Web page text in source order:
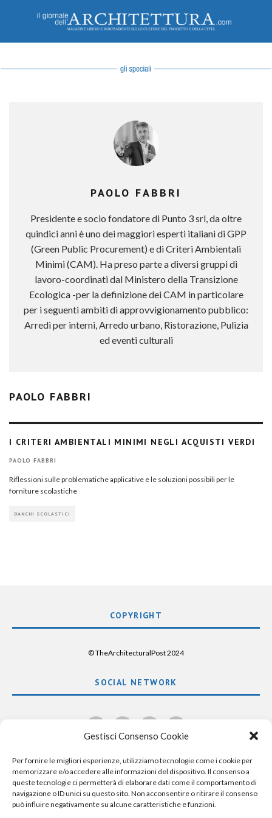
Gestisci Consenso Cookie
Per fornire le migliori esperienze, utilizziamo tecnologie come i cookie per
memorizzare e/o accedere alle informazioni del dispositivo. Il consenso a
queste tecnologie ci permetterà di elaborare dati come il comportamento di
navigazione o ID unici su questo sito. Non acconsentire o ritirare il consenso
può influire negativamente su alcune caratteristiche e funzioni.
PAOLO FABBRI
Presidente e socio fondatore di Punto 3 srl, da oltre
quindici anni è uno dei maggiori esperti italiani di GPP
(Green Public Procurement) e di Criteri Ambientali
Minimi (CAM). Ha preso parte a diversi gruppi di
lavoro-coordinati dal Ministero della Transizione
Ecologica -per la definizione dei CAM in particolare
per i seguenti ambiti di approvvigionamento pubblico:
Arredi per interni, Arredo urbano, Ristorazione, Pulizia
ed eventi culturali
PAOLO FABBRI
I CRITERI AMBIENTALI MINIMI NEGLI ACQUISTI VERDI
PAOLO FABBRI
Riflessioni sulle problematiche applicative e le soluzioni possibili per le
forniture scolastiche
BANCHI SCOLASTICI
COPYRIGHT
© TheArchitecturalPost 2024
SOCIAL NETWORK
facebook instagramlinkedin